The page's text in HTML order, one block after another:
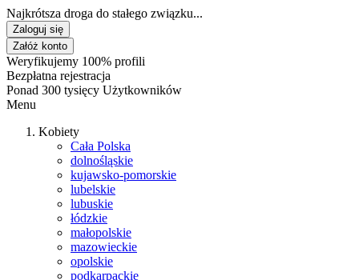
Najkrótsza droga do stałego związku...
Zaloguj się
Załóż konto
Weryfikujemy 100% profili
Bezpłatna rejestracja
Ponad 300 tysięcy Użytkowników
Menu
Kobiety
Cała Polska
dolnośląskie
kujawsko-pomorskie
lubelskie
lubuskie
łódzkie
małopolskie
mazowieckie
opolskie
podkarpackie